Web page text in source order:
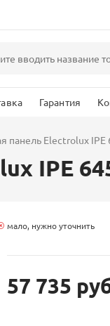
Гарантия
панель Electrolux IPE
IPE
мало, нужно уточнить
57 735